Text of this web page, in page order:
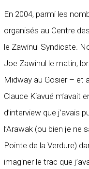
En 2004, parmi les
organisés au Centre
le Zawinul Syndicate.
Joe Zawinul le matin,
Midway au Gosier – et
Claude Kiavué m’avait
d’interview que j’avais
l’Arawak (ou bien je ne
Pointe de la Verdure)
imaginer le trac que